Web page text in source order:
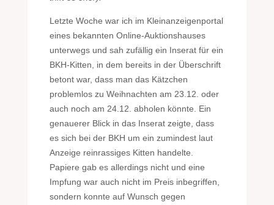
Letzte Woche war ich im Kleinanzeigenportal
eines bekannten Online-Auktionshauses
unterwegs und sah zufällig ein Inserat für ein
BKH-Kitten, in dem bereits in der Überschrift
betont war, dass man das Kätzchen
problemlos zu Weihnachten am 23.12. oder
auch noch am 24.12. abholen könnte. Ein
genauerer Blick in das Inserat zeigte, dass
es sich bei der BKH um ein zumindest laut
Anzeige reinrassiges Kitten handelte.
Papiere gab es allerdings nicht und eine
Impfung war auch nicht im Preis inbegriffen,
sondern konnte auf Wunsch gegen